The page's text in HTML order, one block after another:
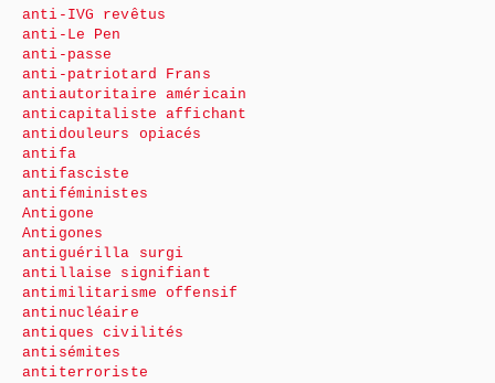
anti-IVG revêtus
anti-Le Pen
anti-passe
anti-patriotard Frans
antiautoritaire américain
anticapitaliste affichant
antidouleurs opiacés
antifa
antifasciste
antiféministes
Antigone
Antigones
antiguérilla surgi
antillaise signifiant
antimilitarisme offensif
antinucléaire
antiques civilités
antisémites
antiterroriste